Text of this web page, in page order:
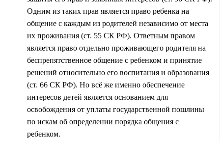
Одним из таких прав является право ребенка на
общение с каждым из родителей независимо от места
их проживания (ст. 55 СК РФ). Ответным правом
является право отдельно проживающего родителя на
беспрепятственное общение с ребенком и принятие
решений относительно его воспитания и образования
(ст. 66 СК РФ). Но всё же именно обеспечение
интересов детей является основанием для
освобождения от уплаты государственной пошлины
по искам об определении порядка общения с
ребенком.